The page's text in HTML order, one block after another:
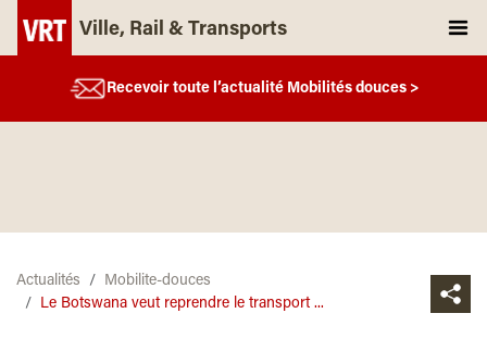
Ville, Rail & Transports
Recevoir toute l’actualité Mobilités douces >
Actualités
Mobilite-douces
Le Botswana veut reprendre le transport ...